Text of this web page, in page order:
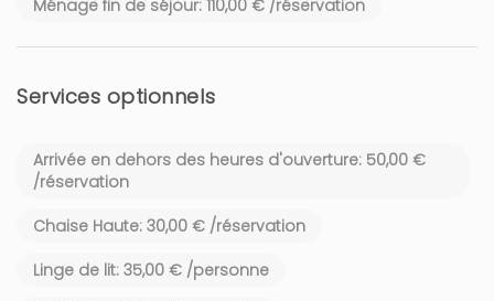
Ménage fin de séjour: 110,00 € /réservation
Services optionnels
Arrivée en dehors des heures d'ouverture: 50,00 €
/réservation
Chaise Haute: 30,00 € /réservation
Linge de lit: 35,00 € /personne